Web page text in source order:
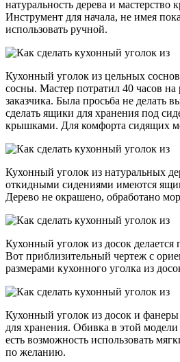
натуральность дерева и мастерство
Инструмент для начала, не имея
использовать ручной.
Кухонный уголок из цельных
сосны. Мастер потратил 40 часов на
заказчика. Была просьба не делать
сделать ящики для хранения под
крышками. Для комфорта сидящих
Кухонный уголок из натуральных
откидными сидениями имеются
Дерево не окрашено, обработано
Кухонный уголок из досок делается
Вот приблизительный чертеж с
размерами кухонного уголка из
Кухонный уголок из досок и
для хранения. Обивка в этой
есть возможность использовать
по желанию.